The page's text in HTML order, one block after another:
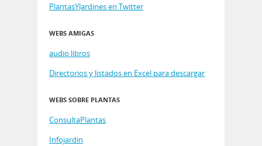
PlantasYJardines en Twitter
WEBS AMIGAS
audio libros
Directorios y listados en Excel para descargar
WEBS SOBRE PLANTAS
ConsultaPlantas
Infojardin